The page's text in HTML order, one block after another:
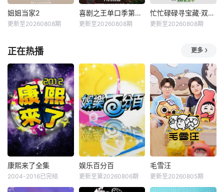
姐姐当家2
更新至20260808期
喜剧之王单口季第三季
更新至20260808期
忙忙碌碌寻宝藏·双人成行季
更新至20260808期
正在热播 更多
康熙来了全集
2004-2016已完结
娱乐百分百
更新至第20260806期
毛雪汪
更新至20260805期